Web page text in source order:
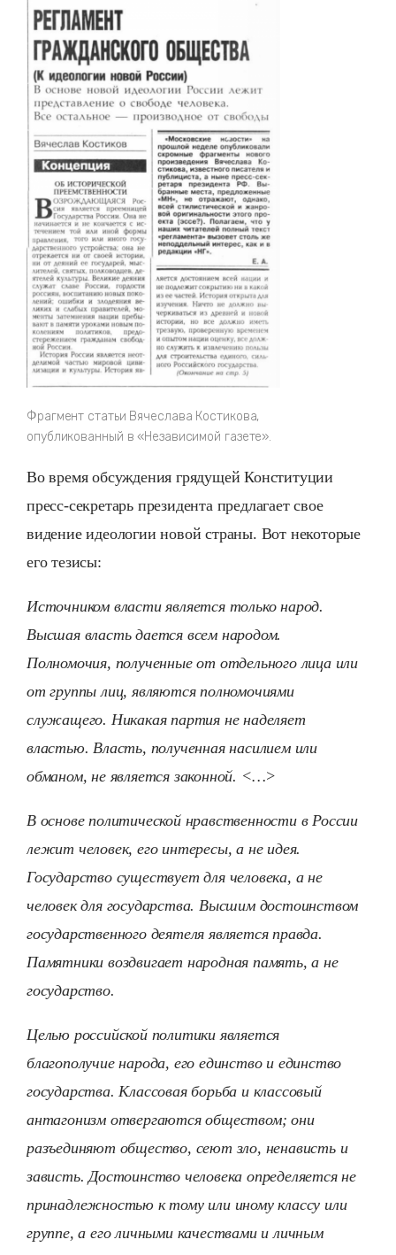
Фрагмент статьи Вячеслава Костикова,
опубликованный в «Независимой газете».
Во время обсуждения грядущей Конституции
пресс-секретарь президента предлагает свое
видение идеологии новой страны. Вот некоторые
его тезисы:
Источником власти является только народ.
Высшая власть дается всем народом.
Полномочия, полученные от отдельного лица или
от группы лиц, являются полномочиями
служащего. Никакая партия не наделяет
властью. Власть, полученная насилием или
обманом, не является законной. <…>
В основе политической нравственности в России
лежит человек, его интересы, а не идея.
Государство существует для человека, а не
человек для государства. Высшим достоинством
государственного деятеля является правда.
Памятники воздвигает народная память, а не
государство.
Целью российской политики является
благополучие народа, его единство и единство
государства. Классовая борьба и классовый
антагонизм отвергаются обществом; они
разъединяют общество, сеют зло, ненависть и
зависть. Достоинство человека определяется не
принадлежностью к тому или иному классу или
группе, а его личными качествами и личным